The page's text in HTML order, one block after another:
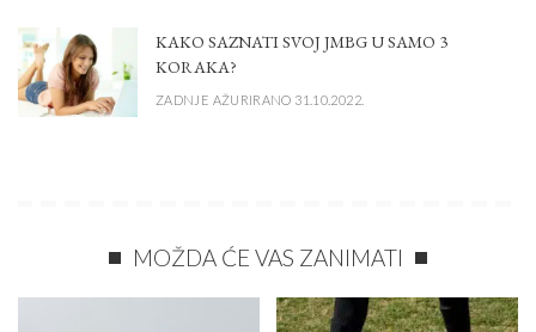
KAKO SAZNATI SVOJ JMBG U SAMO 3
KORAKA?
ZADNJE AŽURIRANO 31.10.2022.
MOŽDA ĆE VAS ZANIMATI